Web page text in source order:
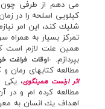
كيلويي اسلحه را در
شليك كند، اين امر
تمركز بسيار به
بپردازم.-اوقات فراغت
مطالعه كتابهاي
اثر ارنست همينگوي، يكي
مطالعه كرده ام و در
اهداف يك انسان به